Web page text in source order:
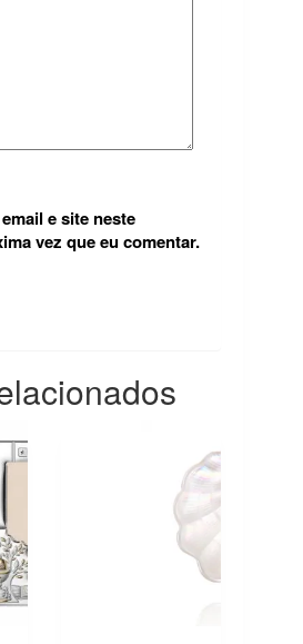
e site neste
vez que eu comentar.